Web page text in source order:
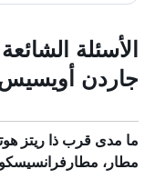
الأسئلة
جاردن
ما مدى قرب ذا ريتز
مطار،